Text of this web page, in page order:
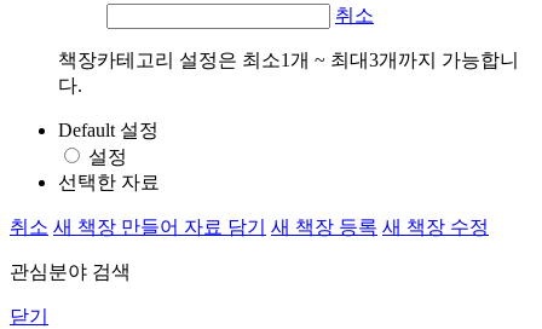
취소
책장카테고리 설정은 최소1개 ~ 최대3개까지 가능합니
다.
Default 설정
설정
선택한 자료
취소 새 책장 만들어 자료 담기 새 책장 등록 새 책장 수정
관심분야 검색
닫기